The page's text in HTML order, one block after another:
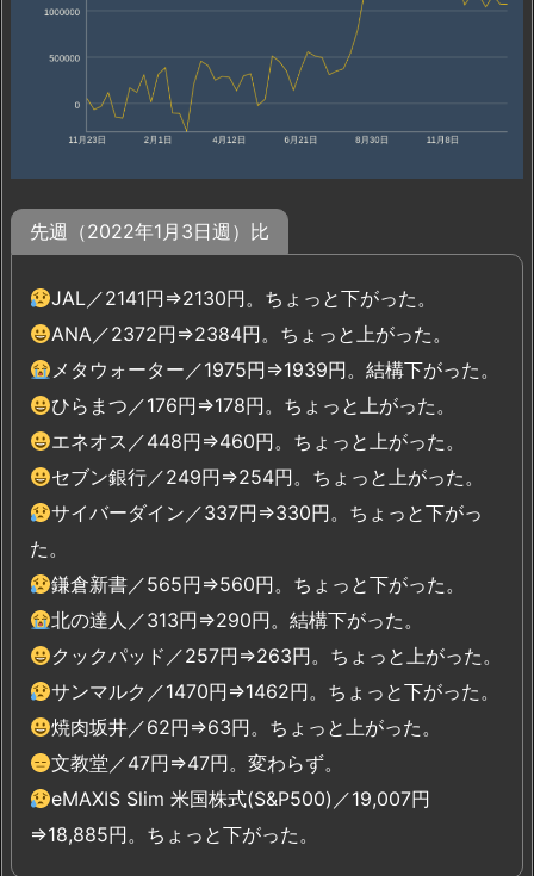
先週（2022年1月3日週）比
JAL／2141円⇒2130円。ちょっと下がった。
ANA／2372円⇒2384円。ちょっと上がった。
メタウォーター／1975円⇒1939円。結構下がった。
ひらまつ／176円⇒178円。ちょっと上がった。
エネオス／448円⇒460円。ちょっと上がった。
セブン銀行／249円⇒254円。ちょっと上がった。
サイバーダイン／337円⇒330円。ちょっと下がっ
た。
鎌倉新書／565円⇒560円。ちょっと下がった。
北の達人／313円⇒290円。結構下がった。
クックパッド／257円⇒263円。ちょっと上がった。
サンマルク／1470円⇒1462円。ちょっと下がった。
焼肉坂井／62円⇒63円。ちょっと上がった。
文教堂／47円⇒47円。変わらず。
eMAXIS Slim 米国株式(S&P500)／19,007円
⇒18,885円。ちょっと下がった。